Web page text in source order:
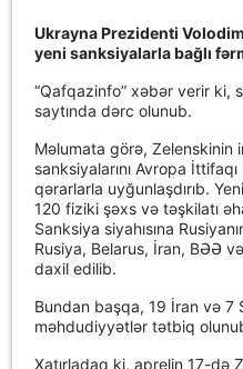
Ukrayna Prezidenti
yeni sanksiyalarla bağlı
“Qafqazinfo” xəbər verir ki,
saytında dərc olunub.
Məlumata görə, Zelenskinin
sanksiyalarını Avropa
qərarlarla uyğunlaşdırıb.
120 fiziki şəxs və təşkilatı
Sanksiya siyahısına
Rusiya, Belarus, İran, BƏƏ
daxil edilib.
Bundan başqa, 19 İran və 7
məhdudiyyətlər tətbiq
Xatırladaq ki, aprelin 17-də